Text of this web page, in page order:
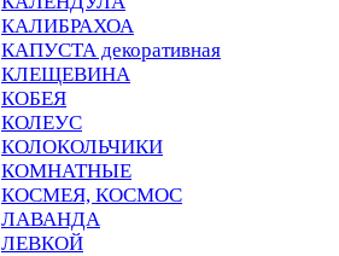
КАЛИБРАХОА
КАПУСТА декоративная
КЛЕЩЕВИНА
КОБЕЯ
КОЛЕУС
КОЛОКОЛЬЧИКИ
КОМНАТНЫЕ
КОСМЕЯ, КОСМОС
ЛАВАНДА
ЛЕВКОЙ